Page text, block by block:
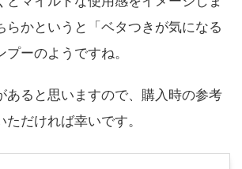
らかというと「ベタつきが気になる
ーのようですね。
あると思いますので、購入時の参考
だければ幸いです。